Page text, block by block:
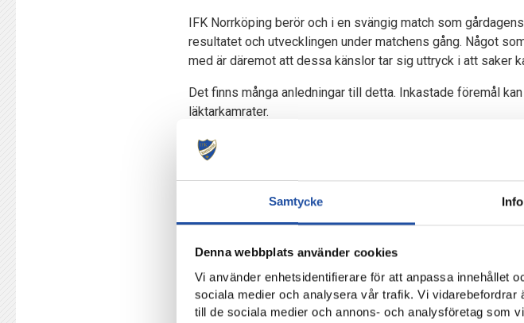
Samtycke
Denna webbplats använder cookies
Vi använder enhetsidentifierare för att anpassa innehållet
sociala medier och analysera vår trafik. Vi
till de sociala medier och annons- och analysföretag som
IFK Norrköping berör och i en svängig match som
resultatet och utvecklingen under matchens gång. Något
med är däremot att dessa känslor tar sig uttryck i att saker
Det finns många anledningar till detta. Inkastade föremål
läktarkamrater.
avbryts. I sanningens namn så var vi inte långt ifrån det
Med hjälp av videomaterial arbetar vi för att identifiera och
Vi vill även påminna om att det också är ett lagbrott att
Vi behöver även under uppehållet se över vårat eget
våra kiosker till om vi behöver sätta upp ytterligare nät
Den här texten riktar sig till alla våra supportrar. Vår bild är